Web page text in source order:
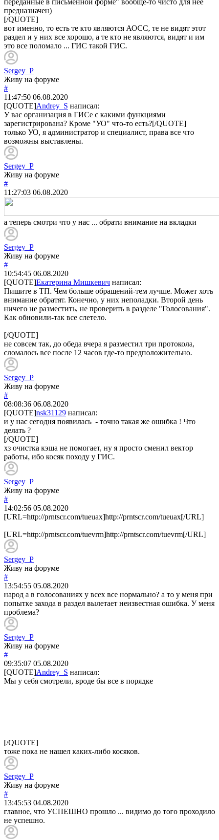
предназначен)
[/QUOTE]
вот именно, то есть те кто являются АОСС, те не видят этот
раздел и у них все хорошо, а те кто не являются, видят и им
это все поломало ... ГИС такой ГИС.
Sergey_P
Живу на форуме
#
11:47:50 06.08.2020
[QUOTE]Andrey_S написал:
У вас организация в ГИСе с какими функциями
зарегистрирована? Кроме "УО" что-то есть?[/QUOTE]
только УО, я администратор и специалист, права все что
возможны выставлены.
Sergey_P
Живу на форуме
#
11:27:03 06.08.2020
а теперь смотри что у нас ... обрати внимание на вкладки
Sergey_P
Живу на форуме
#
10:54:45 06.08.2020
[QUOTE]Екатерина Мишкевич написал:
Пишите в ТП. Чем больше обращений-тем лучше. Может хоть
внимание обратят. Конечно, у них неполадки. Второй день
ничего не разместить, не проверить в разделе "Голосования".
Как обновили-так все слетело.
[/QUOTE]
не совсем так, до обеда вчера я разместил три протокола,
сломалось все после 12 часов где-то предположительно.
Sergey_P
Живу на форуме
#
08:08:36 06.08.2020
[QUOTE]nsk31129 написал:
и у нас сегодня появилась - точно такая же ошибка ! Что
делать ?
[/QUOTE]
хз очистка кэша не помогает, ну я просто сменил вектор
работы, ибо косяк походу у ГИС.
Sergey_P
Живу на форуме
#
14:02:56 05.08.2020
[URL=http://prntscr.com/tueuax]http://prntscr.com/tueuax[/URL]
[URL=http://prntscr.com/tuevrm]http://prntscr.com/tuevrm[/URL]
Sergey_P
Живу на форуме
#
13:54:55 05.08.2020
народ а в голосованиях у всех все нормально? а то у меня при
попытке захода в раздел вылетает неизвестная ошибка. У меня
проблема?
Sergey_P
Живу на форуме
#
09:35:07 05.08.2020
[QUOTE]Andrey_S написал:
Мы у себя смотрели, вроде бы все в порядке
[/QUOTE]
тоже пока не нашел каких-либо косяков.
Sergey_P
Живу на форуме
#
13:45:53 04.08.2020
главное, что УСПЕШНО прошло ... видимо до того проходило
не успешно.